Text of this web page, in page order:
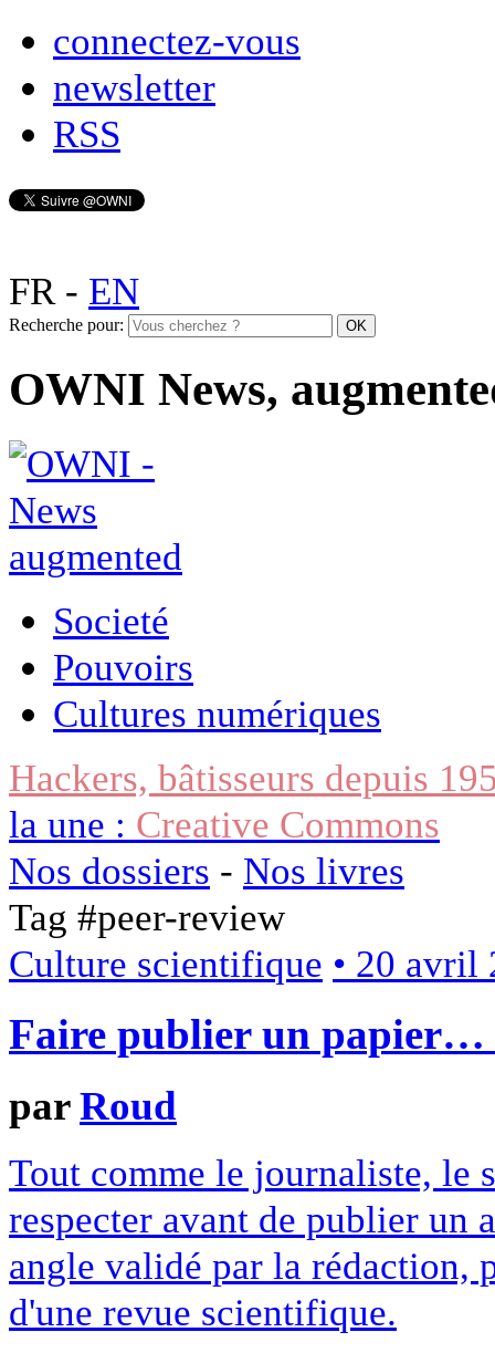
connectez-vous
newsletter
RSS
FR- EN
Recherche pour:
OWNI News,
Societé
Pouvoirs
Cultures numériques
Hackers, bâtisseurs depuis
la une : Creative Commons
Nos dossiers - Nos livres
Tag #peer-review
Culture scientifique • 20 avril
Faire publier un papier…
parRoud
Tout comme le journaliste, le
respecter avant de publier un
angle validé par la rédaction,
d'une revue scientifique.